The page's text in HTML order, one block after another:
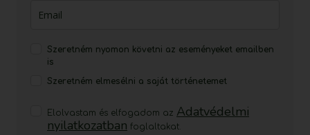
Szeretném nyomon követni az eseményeket emailben
is
Szeretném elmesélni a saját történetemet
Elolvastam és elfogadom az Adatvédelmi
nyilatkozatban foglaltakat.